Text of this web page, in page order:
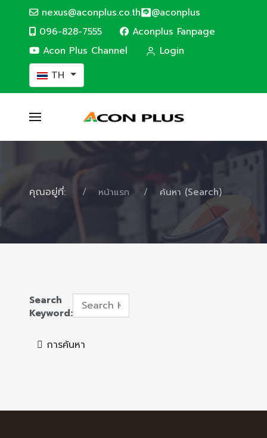
nexus@aconplus.co.th @aconplus
096-828-7555
Aconplus Fanpage
Acon Plus Channel
Login
เลือกภาษาของคุณ
TH
คุณอยู่ที่: หน้าแรก ค้นหา (Search)
Search
Keyword:
การค้นหา